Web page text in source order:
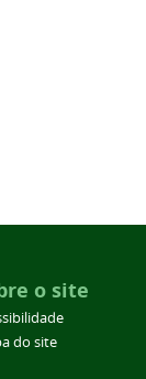
o site
do site